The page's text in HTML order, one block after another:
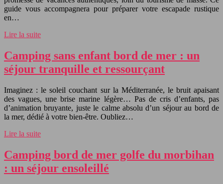
guide vous accompagnera pour préparer votre escapade rustique
en…
Lire la suite
Camping sans enfant bord de mer : un
séjour tranquille et ressourçant
Imaginez : le soleil couchant sur la Méditerranée, le bruit apaisant
des vagues, une brise marine légère… Pas de cris d’enfants, pas
d’animation bruyante, juste le calme absolu d’un séjour au bord de
la mer, dédié à votre bien-être. Oubliez…
Lire la suite
Camping bord de mer golfe du morbihan
: un séjour ensoleillé